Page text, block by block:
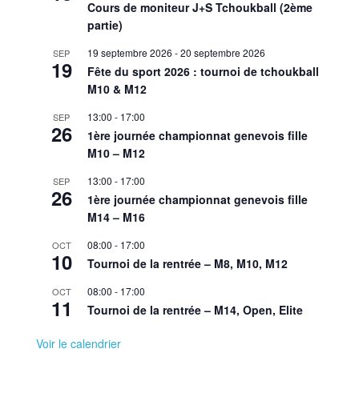
Cours de moniteur J+S Tchoukball (2ème
partie)
SEP
19
19 septembre 2026 -20 septembre 2026
Fête du sport 2026 : tournoi de tchoukball
M10 & M12
SEP
26
13:00 - 17:00
1ère journée championnat genevois fille
M10 – M12
SEP
26
13:00 - 17:00
1ère journée championnat genevois fille
M14 – M16
OCT
10
08:00 - 17:00
Tournoi de la rentrée – M8, M10, M12
OCT
11
08:00 - 17:00
Tournoi de la rentrée – M14, Open, Elite
Voir le calendrier